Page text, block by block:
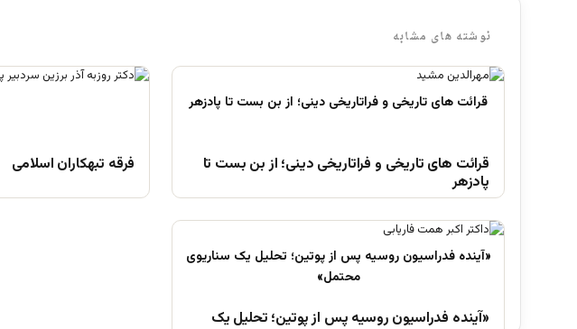
نوشته های مشابه
قرائت های تاریخی و فراتاریخی دینی؛ از بن بست تا
پادزهر
فرقه تبهکاران اسلامی
«آینده فدراسیون روسیه پس از پوتین؛ تحلیل یک